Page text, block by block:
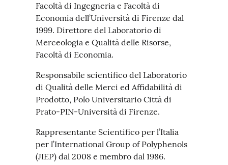
Facoltà di Ingegneria e Facoltà di
Economia dell’Università di Firenze dal
1999. Direttore del Laboratorio di
Merceologia e Qualità delle Risorse,
Facoltà di Economia.
Responsabile scientifico del Laboratorio
di Qualità delle Merci ed Affidabilità di
Prodotto, Polo Universitario Città di
Prato-PIN-Università di Firenze.
Rappresentante Scientifico per l’Italia
per l’International Group of Polyphenols
(JIEP) dal 2008 e membro dal 1986.